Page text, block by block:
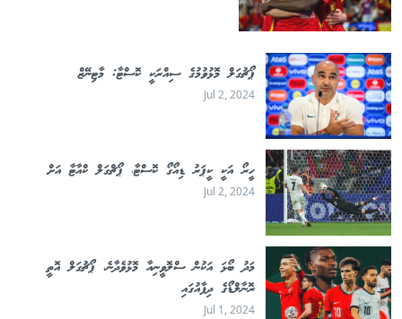
ޕޯޗުގަލް މޮޅުވުމުގެ ސިއްރަކީ ކޮސްޓާ: މާޓިނޭޒް
Jul 2, 2024
ހީރޯ އަކީ ކީޕަރު ޑިއޯގޯ ކޮސްޓާ، ޕޯޗްގަލް ކްއާޓާ އަށް
Jul 2, 2024
މަދު ބޯޅަ އަކުން ސްލޮވީނިއާ މޮޅުވެދާނެ، ޕޯޗުގަލް އޮތީ
ރޮނާލްޑޯގެ ދިފާއުގައި
Jul 1, 2024